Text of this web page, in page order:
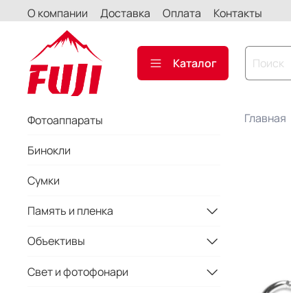
О компании Доставка Оплата Контакты
Каталог
Главная
Фотоаппараты
Бинокли
Сумки
Память и пленка
Объективы
Свет и фотофонари